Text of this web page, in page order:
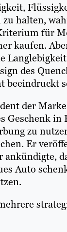
halten,
für
kaufen.
des
beeindruckt
der
Geschenk in
zu
Er
ankündigte,
Auto